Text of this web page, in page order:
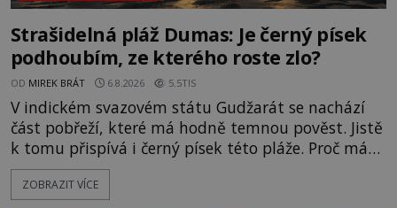
Strašidelná pláž Dumas: Je černý písek
podhoubím, ze kterého roste zlo?
OD MIREK BRÁT 6.8.2026 5.5TIS
V indickém svazovém státu Gudžarát se nachází
část pobřeží, které má hodně temnou pověst. Jistě
k tomu přispívá i černý písek této pláže. Proč má
pláž takové netypické zbarvení? Nakolik jsou
pravdivé historky, že zde došlo k nevysvětlitelným
ZOBRAZIT VÍCE